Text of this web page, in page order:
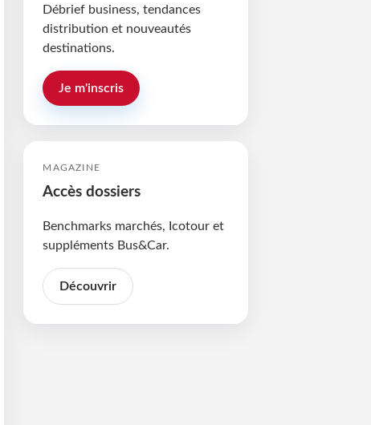
Débrief business, tendances
distribution et nouveautés
destinations.
Je m'inscris
MAGAZINE
Accès dossiers
Benchmarks marchés, Icotour et
suppléments Bus&Car.
Découvrir